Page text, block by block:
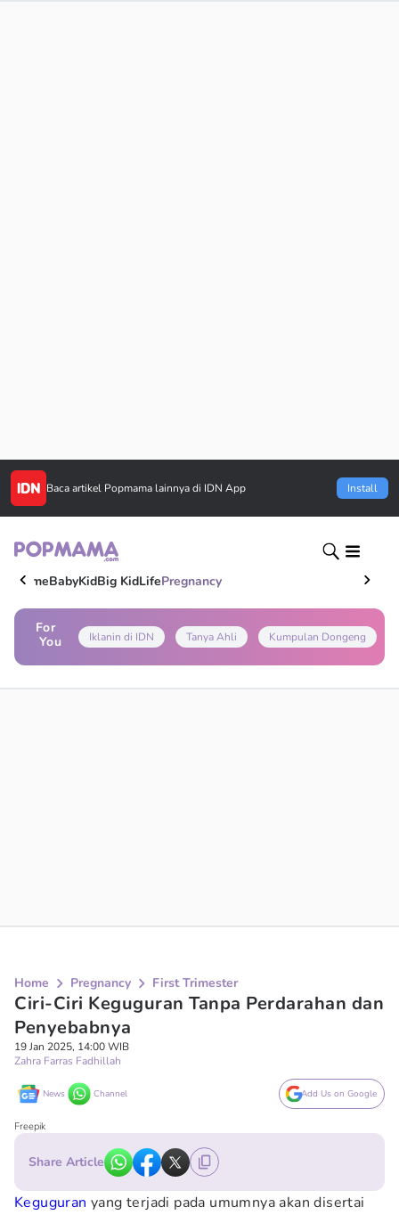
Baca artikel Popmama lainnya di IDN App Install
HomeBabyKidBig KidLifePregnancy
For
You
Iklanin di IDN Tanya Ahli Kumpulan Dongeng
Home Pregnancy First Trimester
Ciri-Ciri Keguguran Tanpa Perdarahan dan
Penyebabnya
19 Jan 2025, 14:00 WIB
Zahra Farras Fadhillah
News Channel Add Us on Google
Freepik
Share Article
Keguguran yang terjadi pada umumnya akan disertai